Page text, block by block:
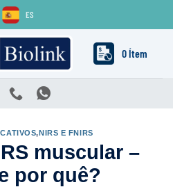
ES
0 Ítem
,NIRS E FNIRS
muscular –
por quê?